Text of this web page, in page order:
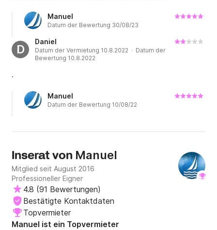
Manuel
Datum der Bewertung 30/08/23
D
Daniel
Datum der Vermietung 10.8.2022 · Datum der
Bewertung 10.8.2022
.
Manuel
Datum der Bewertung 10/08/22
Inserat von Manuel
Mitglied seit August 2016
Professioneller Eigner
4.8 (91 Bewertungen)
Bestätigte Kontaktdaten
Topvermieter
Manuel ist ein Topvermieter